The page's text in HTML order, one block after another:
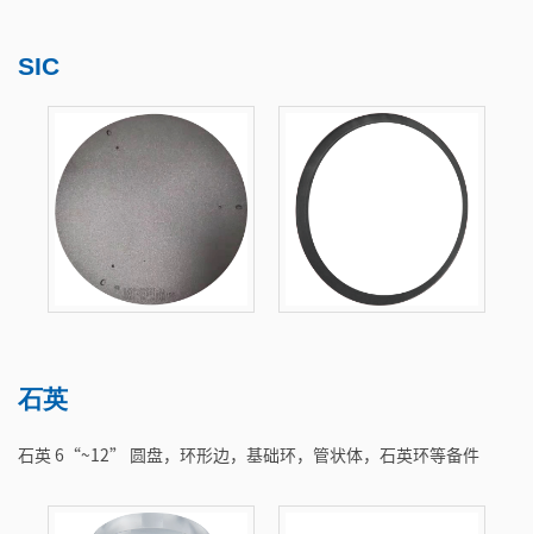
SIC
石英
石英 6“~12” 圆盘，环形边，基础环，管状体，石英环等备件